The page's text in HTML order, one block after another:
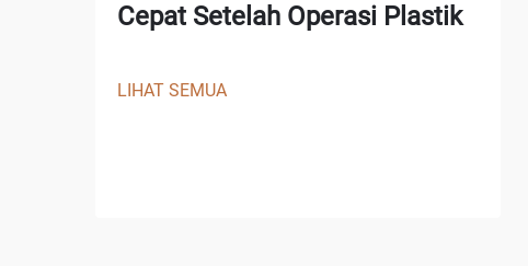
Cepat Setelah Operasi Plastik
LIHAT SEMUA